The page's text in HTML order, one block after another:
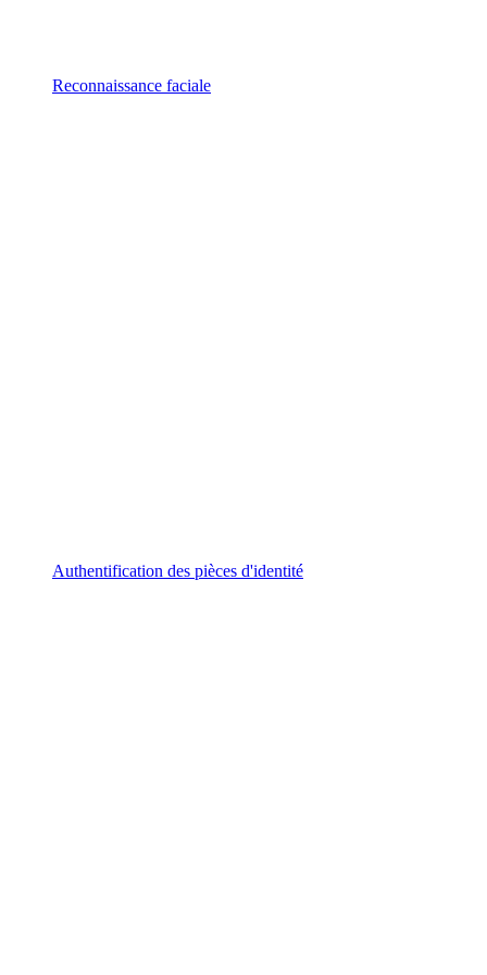
Reconnaissance faciale
Authentification des pièces d'identité